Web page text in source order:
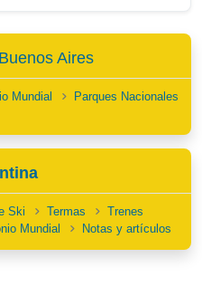
Buenos Aires
Mundial
Parques Nacionales
Ski Termas
Trenes
Mundial Notas y artículos